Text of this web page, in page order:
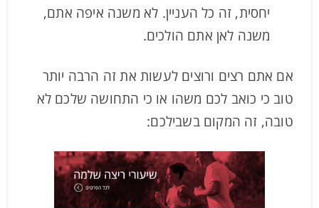
יחסית, זה כל העניין. לא משנה איפה אתם,
משנה לאן אתם הולכים.
אם אתם רצים ורוצים לעשות את זה הרבה יותר
טוב כי כואב לכם משהו או כי התחושה שלכם לא
טובה, זה המקום בשבילכם: